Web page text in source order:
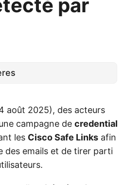
par
août 2025), des acteurs
campagne de credential
les Cisco Safe Links afin
des emails et de tirer parti